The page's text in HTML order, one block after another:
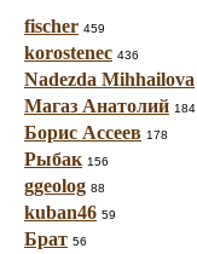
fischer 459
korostenec 436
Nadezda Mihhailova
Магаз Анатолий 184
Борис Ассеев 178
Рыбак 156
ggeolog 88
kuban46 59
Брат 56